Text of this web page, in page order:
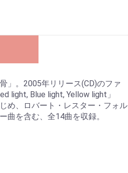
」。2005年リリース(CD)のファ
light, Blue light, Yellow light」
め、ロバート・レスター・フォル
曲を含む、全14曲を収録。